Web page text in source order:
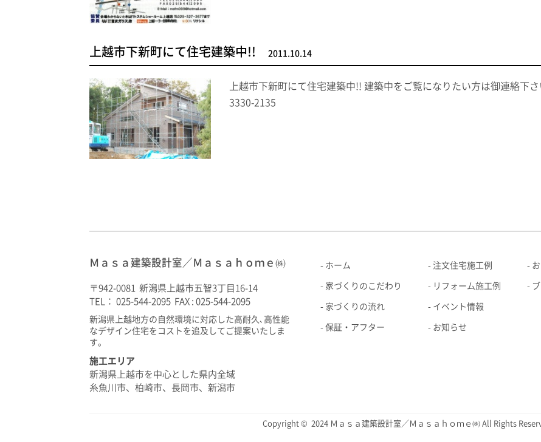
上越市下新町にて住宅建築中!! 2011.10.14
上越市下新町にて住宅建築中!! 建築中をご覧になりたい方は御連絡下
3330-2135
ホーム
家づくりのこだわり
家づくりの流れ
保証・アフター
注文住宅施工例
リフォーム施工例
イベント情報
お知らせ
Ｍａｓａ建築設計室／Ｍａｓａｈｏｍｅ㈱
〒942-0081 新潟県上越市五智3丁目16-14
TEL： 025-544-2095 FAX : 025-544-2095
新潟県上越地方の自然環境に対応した高耐久､高性能
なデザイン住宅をコストを追及してご提案いたしま
す。
施工エリア
新潟県上越市を中心とした県内全域
糸魚川市、柏崎市、長岡市、新潟市
Copyright © 2024 Ｍａｓａ建築設計室／Ｍａｓａｈｏｍｅ㈱ All Rights